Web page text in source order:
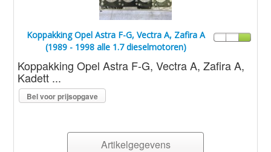
Koppakking Opel Astra F-G, Vectra A, Zafira A
(1989 - 1998 alle 1.7 dieselmotoren)
Koppakking Opel Astra F-G, Vectra A, Zafira A,
Kadett ...
Bel voor prijsopgave
Artikelgegevens